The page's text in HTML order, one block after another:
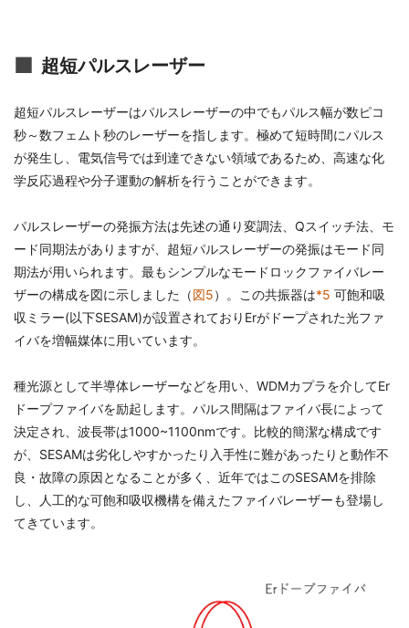
超短パルスレーザー
超短パルスレーザーはパルスレーザーの中でもパルス幅が数ピコ
秒～数フェムト秒のレーザーを指します。極めて短時間にパルス
が発生し、電気信号では到達できない領域であるため、高速な化
学反応過程や分子運動の解析を行うことができます。
パルスレーザーの発振方法は先述の通り変調法、Qスイッチ法、モ
ード同期法がありますが、超短パルスレーザーの発振はモード同
期法が用いられます。最もシンプルなモードロックファイバレー
ザーの構成を図に示しました（図5）。この共振器は*5 可飽和吸
収ミラー(以下SESAM)が設置されておりErがドープされた光ファ
イバを増幅媒体に用いています。
種光源として半導体レーザーなどを用い、WDMカプラを介してEr
ドープファイバを励起します。パルス間隔はファイバ長によって
決定され、波長帯は1000~1100nmです。比較的簡潔な構成です
が、SESAMは劣化しやすかったり入手性に難があったりと動作不
良・故障の原因となることが多く、近年ではこのSESAMを排除
し、人工的な可飽和吸収機構を備えたファイバレーザーも登場し
てきています。